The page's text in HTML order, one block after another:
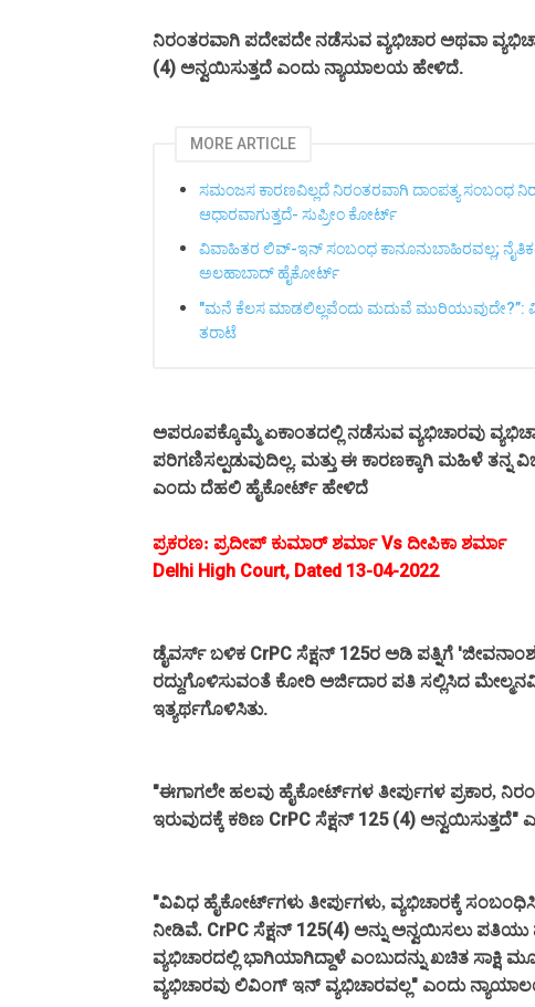
ನಿರಂತರವಾಗಿ ಪದೇಪದೇ ನಡೆಸುವ ವ್ಯಭಿಚಾರ ಅಥವಾ
(4) ಅನ್ವಯಿಸುತ್ತದೆ ಎಂದು ನ್ಯಾಯಾಲಯ ಹೇಳಿದೆ.
MORE ARTICLE
ಸಮಂಜಸ ಕಾರಣವಿಲ್ಲದೆ ನಿರಂತರವಾಗಿ ದಾಂಪತ್ಯ ಸಂಬಂಧ
ಆಧಾರವಾಗುತ್ತದೆ- ಸುಪ್ರೀಂ ಕೋರ್ಟ್‌
ವಿವಾಹಿತರ ಲಿವ್-ಇನ್ ಸಂಬಂಧ ಕಾನೂನುಬಾಹಿರವಲ್ಲ; ನೈತಿಕತೆ
ಅಲಹಾಬಾದ್ ಹೈಕೋರ್ಟ್
"ಮನೆ ಕೆಲಸ ಮಾಡಲಿಲ್ಲವೆಂದು ಮದುವೆ ಮುರಿಯುವುದೇ?”:
ತರಾಟೆ
ಅಪರೂಪಕ್ಕೊಮ್ಮೆಏಕಾಂತದಲ್ಲಿ ನಡೆಸುವ ವ್ಯಭಿಚಾರವು
ಪರಿಗಣಿಸಲ್ಪಡುವುದಿಲ್ಲ. ಮತ್ತು ಈ ಕಾರಣಕ್ಕಾಗಿ ಮಹಿಳೆ ತನ್ನ
ಎಂದು ದೆಹಲಿ ಹೈಕೋರ್ಟ್ ಹೇಳಿದೆ
ಪ್ರಕರಣ: ಪ್ರದೀಪ್‌ ಕುಮಾರ್‌ ಶರ್ಮಾ Vs ದೀಪಿಕಾ ಶರ್ಮಾ
Delhi High Court, Dated 13-04-2022
ಡೈವರ್ಸ್ಬಳಿಕ CrPC ಸೆಕ್ಷನ್‌ 125ರ ಅಡಿ ಪತ್ನಿಗೆ
ರದ್ದುಗೊಳಿಸುವಂತೆ ಕೋರಿ ಅರ್ಜಿದಾರ ಪತಿ ಸಲ್ಲಿಸಿದ
ಇತ್ಯರ್ಥಗೊಳಿಸಿತು.
"ಈಗಾಗಲೇ ಹಲವು ಹೈಕೋರ್ಟ್‌ಗಳ ತೀರ್ಪುಗಳ ಪ್ರಕಾರ,
ಇರುವುದಕ್ಕೆ ಕಠಿಣ CrPC ಸೆಕ್ಷನ್‌ 125 (4) ಅನ್ವಯಿಸುತ್ತದೆ"
"ವಿವಿಧ ಹೈಕೋರ್ಟ್‌ಗಳು ತೀರ್ಪುಗಳು, ವ್ಯಭಿಚಾರಕ್ಕೆ
ನೀಡಿವೆ. CrPC ಸೆಕ್ಷನ್‌ 125(4) ಅನ್ನು ಅನ್ವಯಿಸಲು ಪತಿಯು
ವ್ಯಭಿಚಾರದಲ್ಲಿ ಭಾಗಿಯಾಗಿದ್ದಾಳೆ ಎಂಬುದನ್ನು ಖಚಿತ ಸಾಕ್ಷಿ
ವ್ಯಭಿಚಾರವು ಲಿವಿಂಗ್‌ ಇನ್‌ ವ್ಯಭಿಚಾರವಲ್ಲ" ಎಂದು